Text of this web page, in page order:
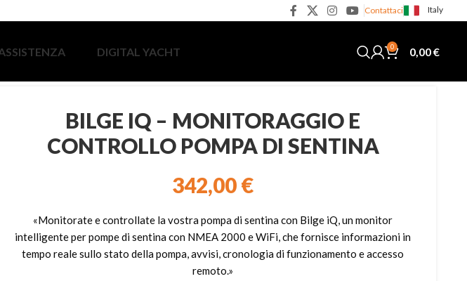
Contattaci Italy
DIGITAL YACHT 0 0,00€
BILGE IQ – MONITORAGGIO E
CONTROLLO POMPA DI SENTINA
342,00€
«Monitorate e controllate la vostra pompa di sentina con Bilge iQ, un monitor
intelligente per pompe di sentina con NMEA 2000 e WiFi, che fornisce informazioni in
tempo reale sullo stato della pompa, avvisi, cronologia di funzionamento e accesso
remoto.»